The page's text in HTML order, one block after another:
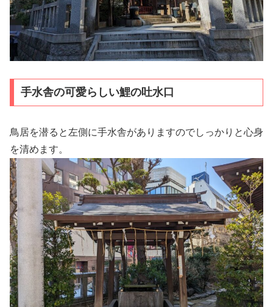
手水舎の可愛らしい鯉の吐水口
鳥居を潜ると左側に手水舎がありますのでしっかりと心身
を清めます。